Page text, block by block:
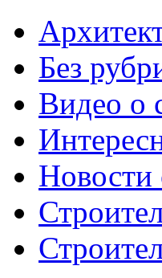
Без
Видео о
Новости